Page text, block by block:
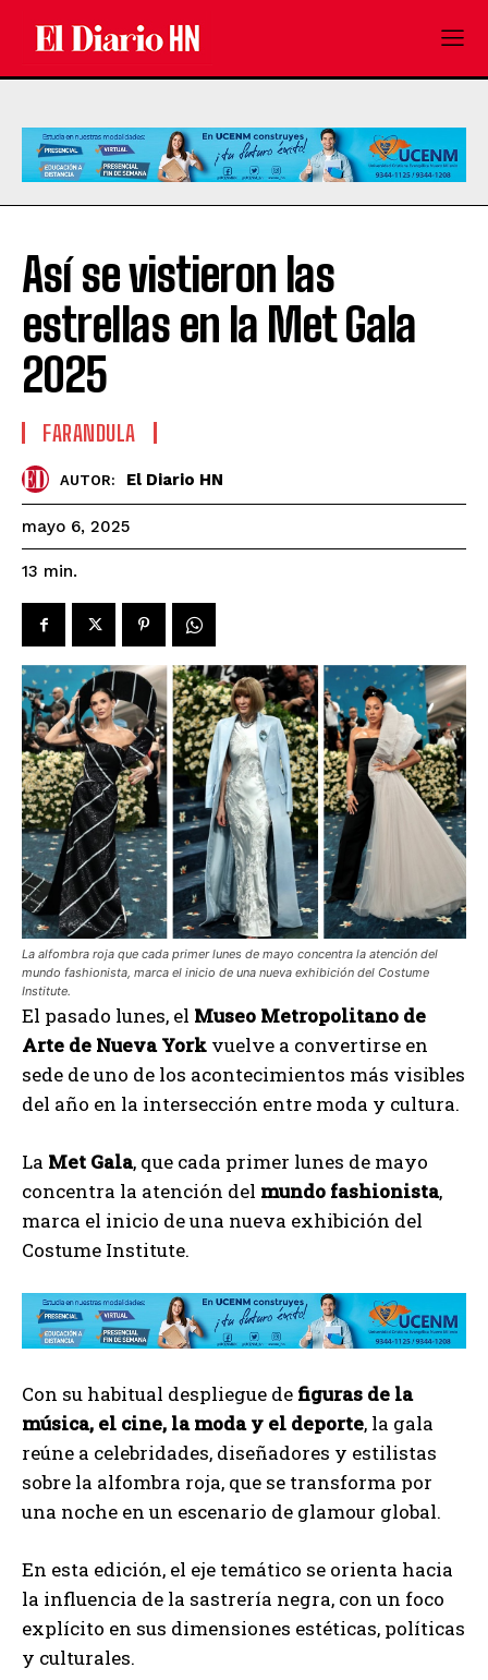
Así se vistieron las
estrellas en la Met Gala
2025
FARANDULA
AUTOR: El Diario HN
mayo 6, 2025
13 min.
La alfombra roja que cada primer lunes de mayo concentra la atención del
mundo fashionista, marca el inicio de una nueva exhibición del Costume
Institute.
El pasado lunes, el Museo Metropolitano de
Arte de Nueva York vuelve a convertirse en
sede de uno de los acontecimientos más visibles
del año en la intersección entre moda y cultura.
La Met Gala, que cada primer lunes de mayo
concentra la atención del mundo fashionista,
marca el inicio de una nueva exhibición del
Costume Institute.
Con su habitual despliegue de figuras de la
música, el cine, la moda y el deporte, la gala
reúne a celebridades, diseñadores y estilistas
sobre la alfombra roja, que se transforma por
una noche en un escenario de glamour global.
En esta edición, el eje temático se orienta hacia
la influencia de la sastrería negra, con un foco
explícito en sus dimensiones estéticas, políticas
y culturales.